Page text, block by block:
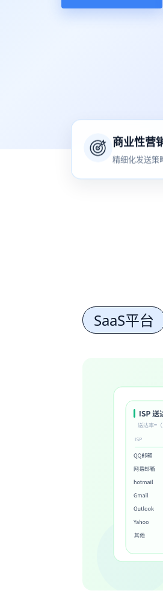
商业性营
精细化发送策
SaaS平台